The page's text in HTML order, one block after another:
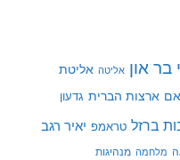
בר און אליטה אליטת
ארצות הברית גדעון
ברזל טראמפ יאיר רגב
מלחמה מנהיגות